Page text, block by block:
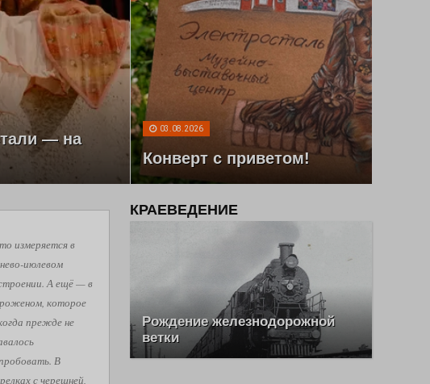
— на
03.08.2026
Конверт с приветом!
измеряется в
июлевом
А ещё — в
которое
прежде не
В
с черешней,
КРАЕВЕДЕНИЕ
Рождение железнодорожной
ветки